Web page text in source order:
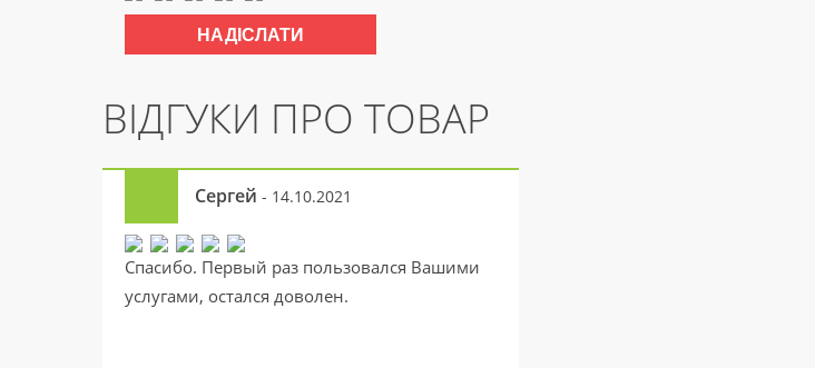
ВІДГУКИ ПРО ТОВАР
Сергей - 14.10.2021
Спасибо. Первый раз пользовался Вашими
услугами, остался доволен.